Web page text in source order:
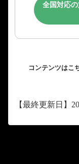
全国対応
コンテンツはこ
【最終更新日】